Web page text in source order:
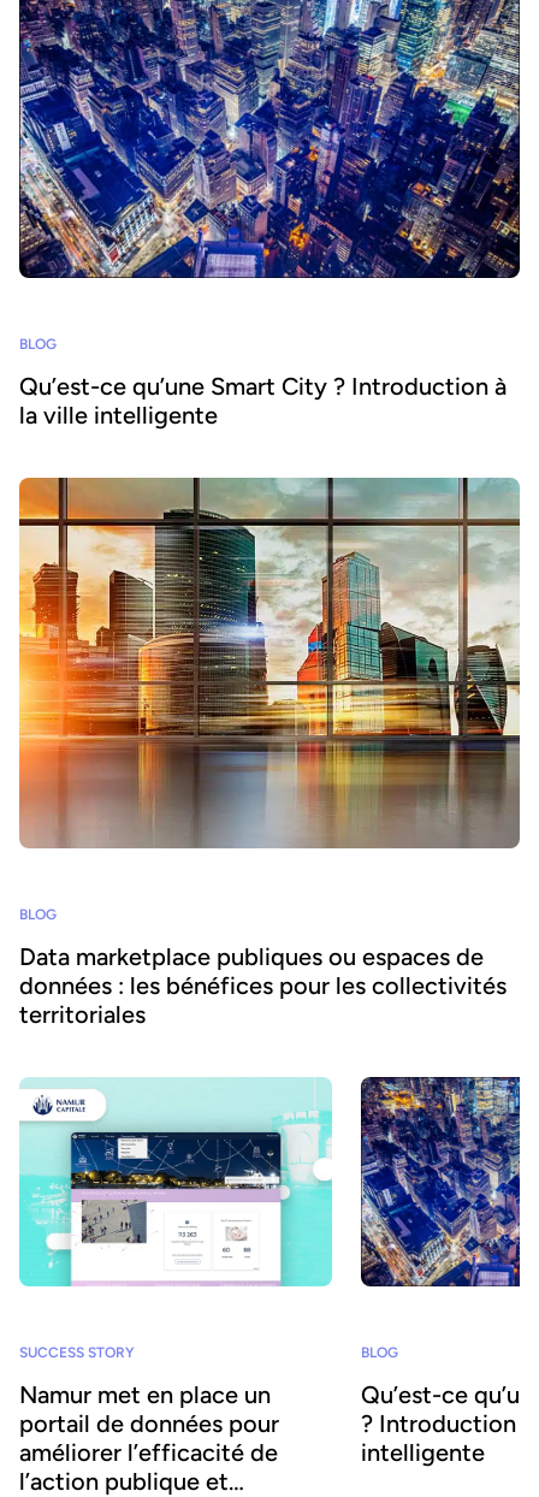
BLOG
Qu’est-ce qu’une Smart City ? Introduction à
la ville intelligente
BLOG
Data marketplace publiques ou espaces de
données : les bénéfices pour les collectivités
territoriales
SUCCESS STORY
Namur met en place un
portail de données pour
améliorer l’efficacité de
l’action publique et
BLOG
Qu’est-ce
? Introduction
intelligente